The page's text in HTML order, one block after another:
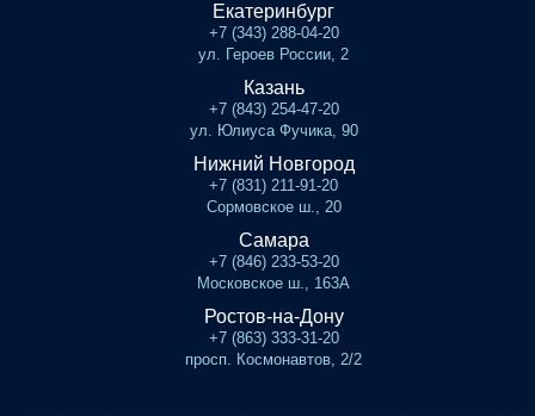
Екатеринбург
+7 (343) 288-04-20
ул. Героев России, 2
Казань
+7 (843) 254-47-20
ул. Юлиуса Фучика, 90
Нижний Новгород
+7 (831) 211-91-20
Сормовское ш., 20
Самара
+7 (846) 233-53-20
Московское ш., 163А
Ростов-на-Дону
+7 (863) 333-31-20
просп. Космонавтов, 2/2